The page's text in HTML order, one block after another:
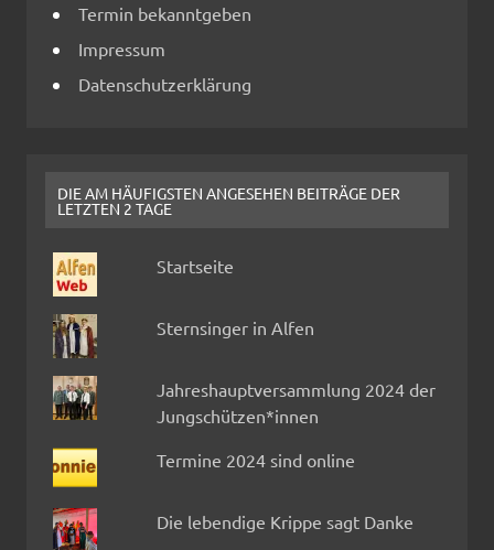
Termin bekanntgeben
Impressum
Datenschutzerklärung
DIE AM HÄUFIGSTEN ANGESEHEN BEITRÄGE DER
LETZTEN 2 TAGE
Startseite
Sternsinger in Alfen
Jahreshauptversammlung 2024 der
Jungschützen*innen
Termine 2024 sind online
Die lebendige Krippe sagt Danke